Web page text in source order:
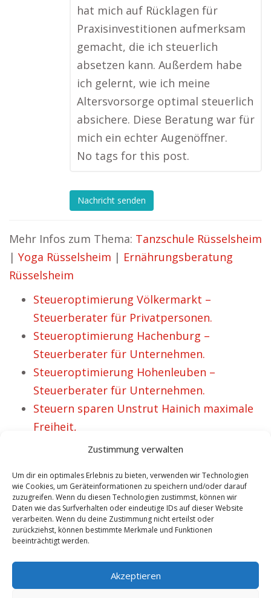
Zustimmung verwalten
Um dir ein optimales Erlebnis zu bieten, verwenden wir Technologien
wie Cookies, um Geräteinformationen zu speichern und/oder darauf
zuzugreifen. Wenn du diesen Technologien zustimmst, können wir
Daten wie das Surfverhalten oder eindeutige IDs auf dieser Website
verarbeiten. Wenn du deine Zustimmung nicht erteilst oder
zurückziehst, können bestimmte Merkmale und Funktionen
beeinträchtigt werden.
Akzeptieren
hat mich auf Rücklagen für
Praxisinvestitionen aufmerksam
gemacht, die ich steuerlich
absetzen kann. Außerdem habe
ich gelernt, wie ich meine
Altersvorsorge optimal steuerlich
absichere. Diese Beratung war für
mich ein echter Augenöffner.
No tags for this post.
Nachricht senden
Mehr Infos zum Thema: Tanzschule Rüsselsheim
| Yoga Rüsselsheim | Ernährungsberatung
Rüsselsheim
Steueroptimierung Völkermarkt –
Steuerberater für Privatpersonen.
Steueroptimierung Hachenburg –
Steuerberater für Unternehmen.
Steueroptimierung Hohenleuben –
Steuerberater für Unternehmen.
Steuern sparen Unstrut Hainich maximale
Freiheit,
Steueroptimierung Dornstetten –
Steuergestaltung Steueroptimierung für
Privatpersonen aus Oldenburg.
Steuerberater für Selbständige aus
Ronneburg.
No tags for this post.